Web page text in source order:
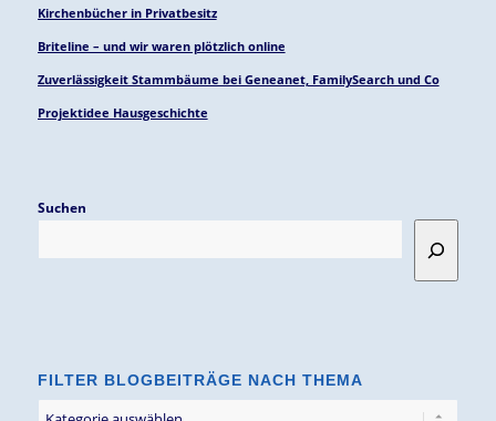
Kirchenbücher in Privatbesitz
Briteline – und wir waren plötzlich online
Zuverlässigkeit Stammbäume bei Geneanet, FamilySearch und Co
Projektidee Hausgeschichte
Suchen
FILTER BLOGBEITRÄGE NACH THEMA